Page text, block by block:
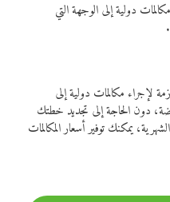
إجراء مكالمات دولية إلى الوجهة التي
لإجراء مكالمات دولية إلى
دون الحاجة إلى تجديد خطتك
يمكنك توفير أسعار المكالمات